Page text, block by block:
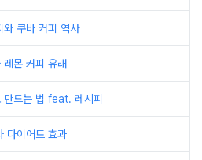
와 쿠바 커피 역사
레몬 커피 유래
만드는 법 feat. 레시피
다이어트 효과